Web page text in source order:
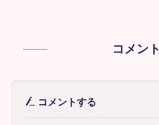
コメント
コメントする